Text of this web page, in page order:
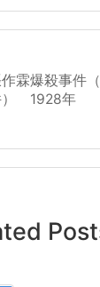
霖爆殺事件
） 1928年